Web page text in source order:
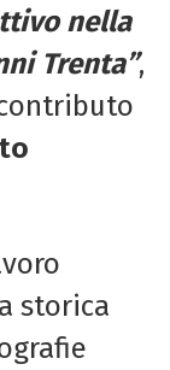
nella
Trenta”,
storica